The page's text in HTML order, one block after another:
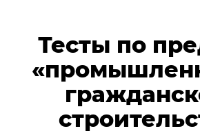
Тесты по